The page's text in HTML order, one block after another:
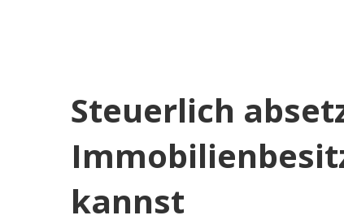
Steuerlich
kannst